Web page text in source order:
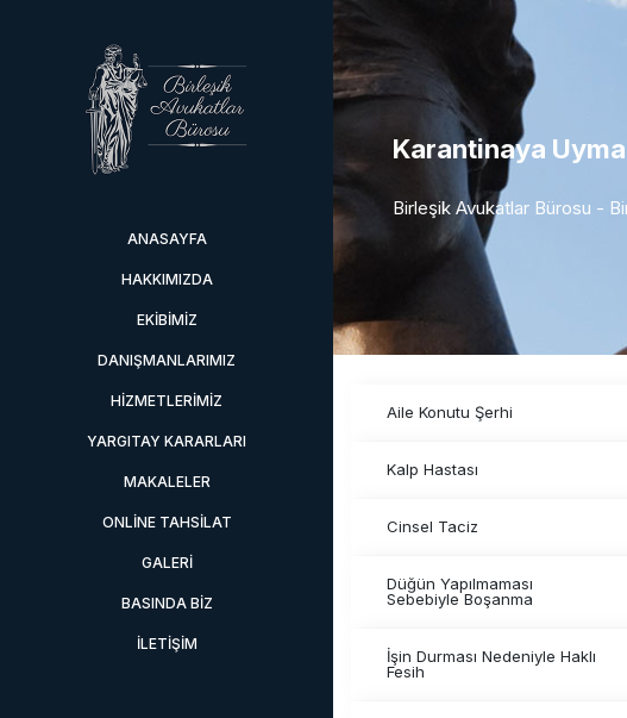
ANASAYFA
HAKKIMIZDA
EKIBIMIZ
DANIŞMANLARIMIZ
HIZMETLERIMIZ
YARGITAY KARARLARI
MAKALELER
ONLINE TAHSILAT
GALERI
BASINDA BIZ
İLETIŞIM
Karantinaya
Birleşik Avukatlar Bürosu -
Aile Konutu Şerhi
Kalp Hastası
Cinsel Taciz
Düğün Yapılmaması
Sebebiyle Boşanma
İşin Durması Nedeniyle Haklı
Fesih